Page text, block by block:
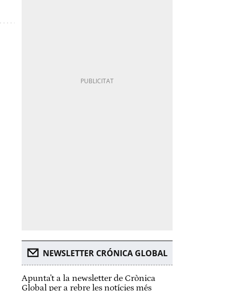
NEWSLETTER CRÓNICA GLOBAL
Apunta't a la newsletter de Crònica
Global per a rebre les notícies més